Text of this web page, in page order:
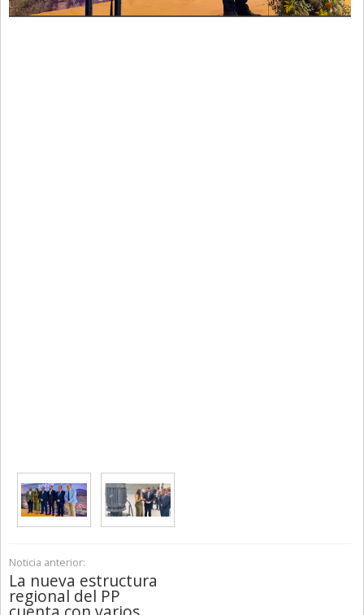
Noticia anterior:
La nueva estructura
regional del PP